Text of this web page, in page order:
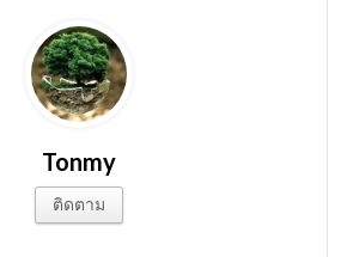
Tonmy
ติดตาม